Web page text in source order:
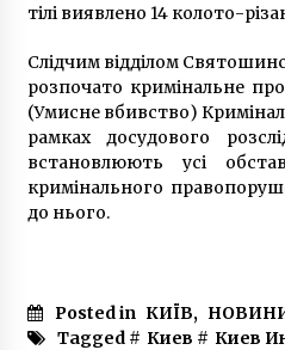
тілі виявлено 14 колото-
Слідчим відділом
розпочато кримінальне
(Умисне вбивство)
рамках досудового
встановлюють усі
кримінального
до нього.
Posted in КИЇВ,
Tagged # Киев # Киев